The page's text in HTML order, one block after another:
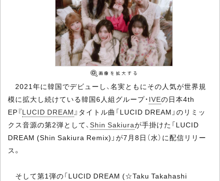
2021年に韓国でデビューし、名実ともにその人気が世界規
模に拡大し続けている韓国6人組グループ・ IVEの日本4th
EP『LUCID DREAM 』タイトル曲「LUCID DREAM」のリミッ
クス音源の第2弾として、 Shin Sakiuraが手掛けた「LUCID
DREAM (Shin Sakiura Remix)」が7月8日（水）に配信リリー
ス。
そして第1弾の「LUCID DREAM (☆Taku Takahashi